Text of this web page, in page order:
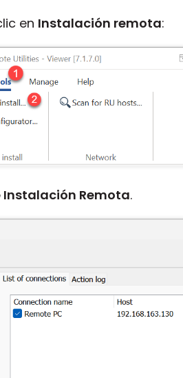
en Instalación remota:
Remota.